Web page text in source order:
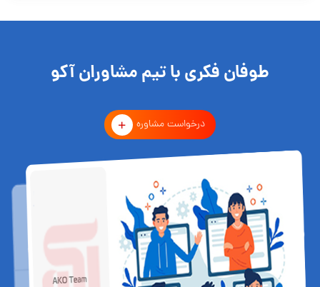
طوفان فکری با تیم مشاوران آکو
درخواست مشاوره